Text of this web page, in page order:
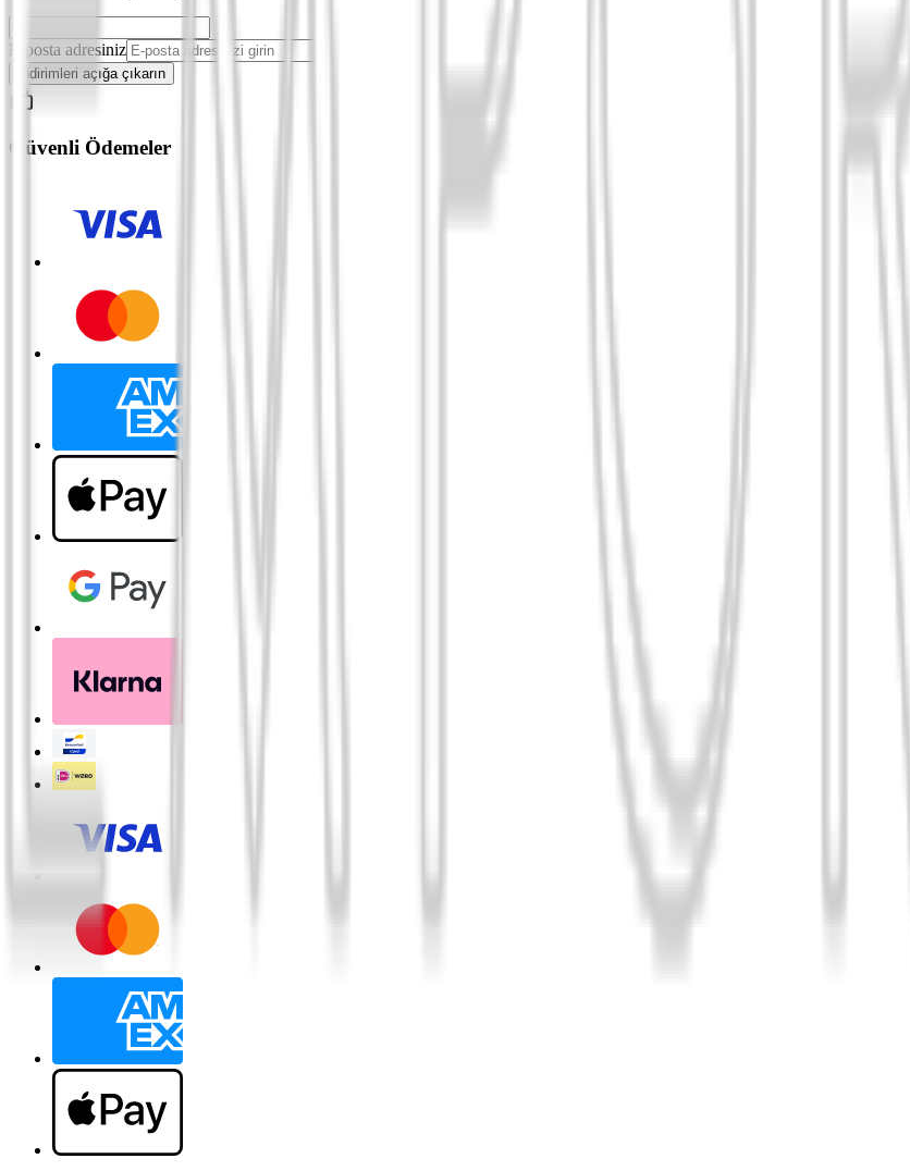
E-posta adresiniz
İndirimleri açığa çıkarın
Güvenli Ödemeler